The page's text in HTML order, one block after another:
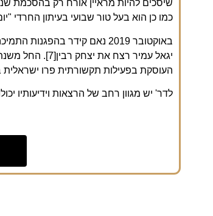
כמו כן הוא בעל טור שבועי בעיתון החרדי
באוקטובר 2019 נאם קידר
העוסקת בפעילות תקשורתית פרו ישראלית
לדר' יש מגוון רחב של הרצאות וידיעותיו